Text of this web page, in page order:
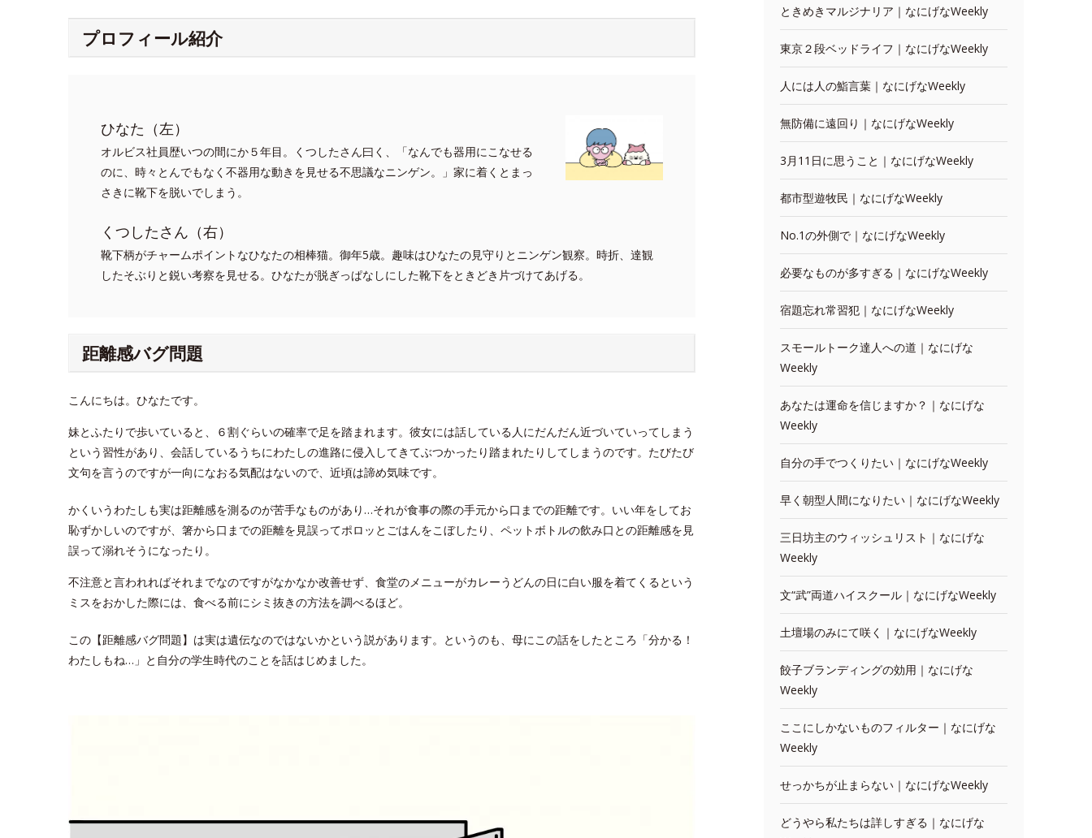
プロフィール紹介
ひなた（左）
オルビス社員歴いつの間にか５年目。くつしたさん曰く、「なんでも器用にこなせる
のに、時々とんでもなく不器用な動きを見せる不思議なニンゲン。」家に着くとまっ
さきに靴下を脱いでしまう。
くつしたさん（右）
靴下柄がチャームポイントなひなたの相棒猫。御年5歳。趣味はひなたの見守りとニンゲン観察。時折、達観
したそぶりと鋭い考察を見せる。ひなたが脱ぎっぱなしにした靴下をときどき片づけてあげる。
距離感バグ問題
こんにちは。ひなたです。
妹とふたりで歩いていると、６割ぐらいの確率で足を踏まれます。彼女には話している人にだんだん近づいていってしまう
という習性があり、会話しているうちにわたしの進路に侵入してきてぶつかったり踏まれたりしてしまうのです。たびたび
文句を言うのですが一向になおる気配はないので、近頃は諦め気味です。
かくいうわたしも実は距離感を測るのが苦手なものがあり…それが食事の際の手元から口までの距離です。いい年をしてお
恥ずかしいのですが、箸から口までの距離を見誤ってポロッとごはんをこぼしたり、ペットボトルの飲み口との距離感を見
誤って溺れそうになったり。
不注意と言われればそれまでなのですがなかなか改善せず、食堂のメニューがカレーうどんの日に白い服を着てくるという
ミスをおかした際には、食べる前にシミ抜きの方法を調べるほど。
この【距離感バグ問題】は実は遺伝なのではないかという説があります。というのも、母にこの話をしたところ「分かる！
わたしもね…」と自分の学生時代のことを話はじめました。
ときめきマルジナリア｜なにげなWeekly
東京２段ベッドライフ｜なにげなWeekly
人には人の鮨言葉｜なにげなWeekly
無防備に遠回り｜なにげなWeekly
3月11日に思うこと｜なにげなWeekly
都市型遊牧民｜なにげなWeekly
No.1の外側で｜なにげなWeekly
必要なものが多すぎる｜なにげなWeekly
宿題忘れ常習犯｜なにげなWeekly
スモールトーク達人への道｜なにげな
Weekly
あなたは運命を信じますか？｜なにげな
Weekly
自分の手でつくりたい｜なにげなWeekly
早く朝型人間になりたい｜なにげなWeekly
三日坊主のウィッシュリスト｜なにげな
Weekly
文“武”両道ハイスクール｜なにげなWeekly
土壇場のみにて咲く｜なにげなWeekly
餃子ブランディングの効用｜なにげな
Weekly
ここにしかないものフィルター｜なにげな
Weekly
せっかちが止まらない｜なにげなWeekly
どうやら私たちは詳しすぎる｜なにげな